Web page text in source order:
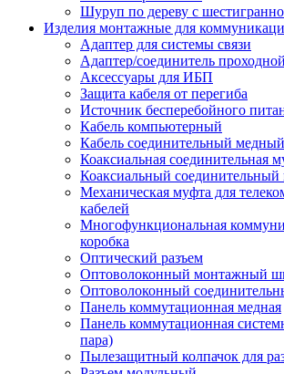
Шуруп по дереву с
Изделия монтажные для
Адаптер для системы связи
Адаптер/соединитель проходной
Аксессуары для ИБП
Защита кабеля от перегиба
Источник бесперебойного
Кабель компьютерный
Кабель соединительный
Коаксиальная соединительная
Коаксиальный соединительный
Механическая муфта для
кабелей
Многофункциональная
коробка
Оптический разъем
Оптоволоконный монтажный
Оптоволоконный
Панель коммутационная медная
Панель коммутационная
пара)
Пылезащитный колпачок для